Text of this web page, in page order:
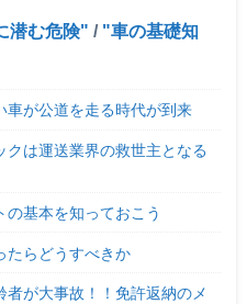
潜む危険 /
車の基礎知
車が公道を走る時代が到来
クは運送業界の救世主となる
の基本を知っておこう
たらどうすべきか
者が大事故！！免許返納のメ